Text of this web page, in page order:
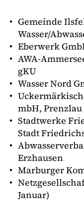
Gemeinde
Wasser/
Eberwerk
AWA-
gKU
Wasser Nord
mbH, Prenzlau
Stadtwerke
Stadt
Erzhausen
Marburger
Januar)